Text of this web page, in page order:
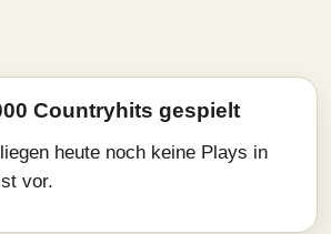
Countryhits gespielt
heute noch keine Plays in
vor.